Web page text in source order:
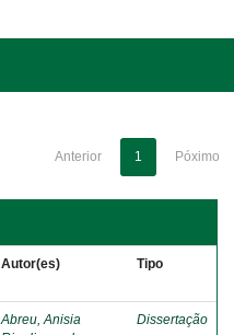
Anterior 1 Póximo
Autor(es) Tipo
Abreu, Anisia
Dissertação